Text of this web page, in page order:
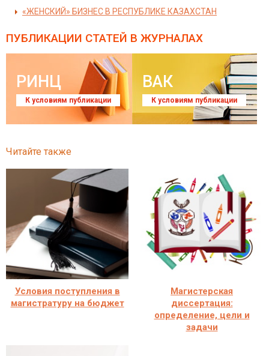
«ЖЕНСКИЙ» БИЗНЕС В РЕСПУБЛИКЕ КАЗАХСТАН
ПУБЛИКАЦИИ СТАТЕЙ В ЖУРНАЛАХ
РИНЦ
К условиям публикации
ВАК
К условиям публикации
Читайте также
Условия поступления в
магистратуру на бюджет
Магистерская
диссертация:
определение, цели и
задачи